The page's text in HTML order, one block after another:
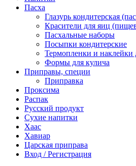
Пасха
Глазурь кондитерская
Красители для яиц
Пасхальные наборы
Посыпки кондитерские
Термопленки и наклейки
Формы для кулича
Приправы, специи
Приправка
Проксима
Распак
Русский продукт
Сухие напитки
Хаас
Хавиар
Царская приправа
Вход / Регистрация